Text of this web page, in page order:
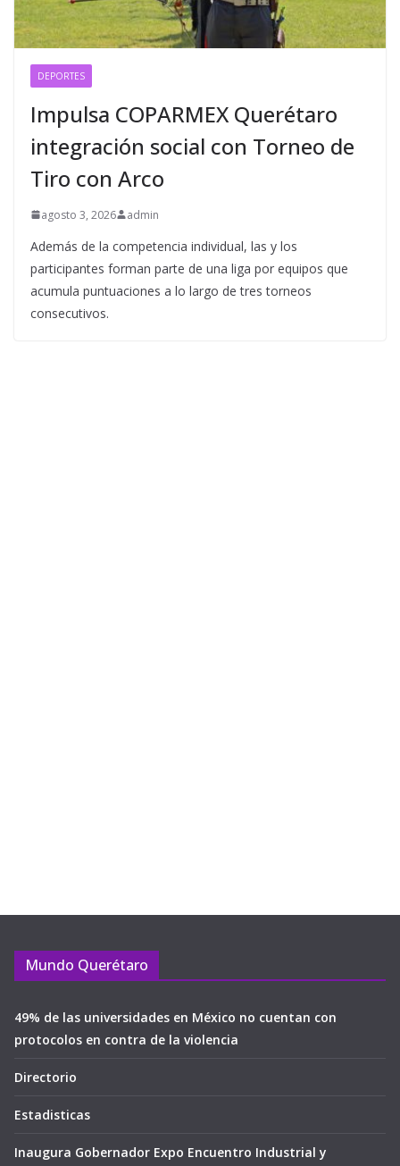
DEPORTES
Impulsa COPARMEX Querétaro
integración social con Torneo de
Tiro con Arco
agosto 3, 2026 admin
Además de la competencia individual, las y los
participantes forman parte de una liga por equipos que
acumula puntuaciones a lo largo de tres torneos
consecutivos.
Mundo Querétaro
49% de las universidades en México no cuentan con
protocolos en contra de la violencia
Directorio
Estadisticas
Inaugura Gobernador Expo Encuentro Industrial y